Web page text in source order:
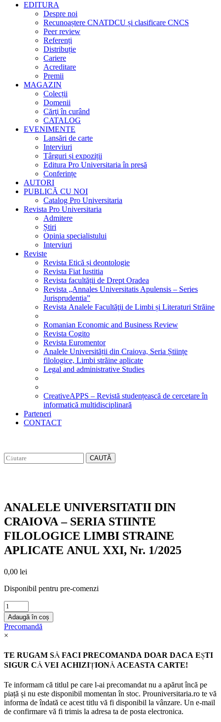
EDITURA
Despre noi
Recunoaștere CNATDCU și clasificare CNCS
Peer review
Referenți
Distribuție
Cariere
Acreditare
Premii
MAGAZIN
Colecții
Domenii
Cărţi în curând
CATALOG
EVENIMENTE
Lansări de carte
Interviuri
Târguri și expoziții
Editura Pro Universitaria în presă
Conferințe
AUTORI
PUBLICĂ CU NOI
Catalog Pro Universitaria
Revista Pro Universitaria
Admitere
Știri
Opinia specialistului
Interviuri
Reviste
Revista Etică și deontologie
Revista Fiat Iustitia
Revista facultății de Drept Oradea
Revista „Annales Universitatis Apulensis – Series
Jurisprudentia”
Revista Analele Facultăţii de Limbi și Literaturi Străine
Romanian Economic and Business Review
Revista Cogito
Revista Euromentor
Analele Universității din Craiova, Seria Științe
filologice, Limbi străine aplicate
Legal and administrative Studies
CreativeAPPS – Revistă studențească de cercetare în
informatică multidisciplinară
Parteneri
CONTACT
CAUTĂ
ANALELE UNIVERSITATII DIN
CRAIOVA – SERIA STIINTE
FILOLOGICE LIMBI STRAINE
APLICATE ANUL XXI, Nr. 1/2025
0,00 lei
Disponibil pentru pre-comenzi
ANALELE
UNIVERSITATII
DIN
CRAIOVA
STIINTE
FILOLOGICE
STRAINE
APLICATE
ANUL
XXI,
Adaugă în coș
Precomandă
×
TE RUGAM SĂ FACI PRECOMANDA DOAR DACA EȘTI
SIGUR CĂ VEI ACHIZIȚIONĂ ACEASTA CARTE!
Te informam că titlul pe care l-ai precomandat nu a apărut încă pe
piață și nu este disponibil momentan în stoc. Prouniversitaria.ro te vă
informa de îndată ce acest titlu vă fi disponibil la vânzare. Un e-mail
de confirmare vă fi trimis la adresa ta de posta electronica.